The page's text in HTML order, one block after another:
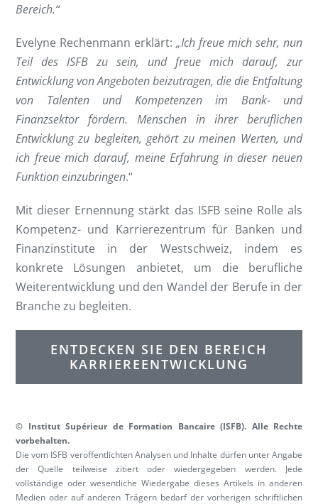
Bereich.“
Evelyne Rechenmann erklärt: „Ich freue mich sehr, nun
Teil des ISFB zu sein, und freue mich darauf, zur
Entwicklung von Angeboten beizutragen, die die Entfaltung
von Talenten und Kompetenzen im Bank- und
Finanzsektor fördern. Menschen in ihrer beruflichen
Entwicklung zu begleiten, gehört zu meinen Werten, und
ich freue mich darauf, meine Erfahrung in dieser neuen
Funktion einzubringen.“
Mit dieser Ernennung stärkt das ISFB seine Rolle als
Kompetenz- und Karrierezentrum für Banken und
Finanzinstitute in der Westschweiz, indem es
konkrete Lösungen anbietet, um die berufliche
Weiterentwicklung und den Wandel der Berufe in der
Branche zu begleiten.
ENTDECKEN SIE DEN BEREICH
KARRIEREENTWICKLUNG
© Institut Supérieur de Formation Bancaire (ISFB). Alle Rechte
vorbehalten.
Die vom ISFB veröffentlichten Analysen und Inhalte dürfen unter Angabe
der Quelle teilweise zitiert oder wiedergegeben werden. Jede
vollständige oder wesentliche Wiedergabe dieses Artikels in anderen
Medien oder auf anderen Trägern bedarf der vorherigen schriftlichen